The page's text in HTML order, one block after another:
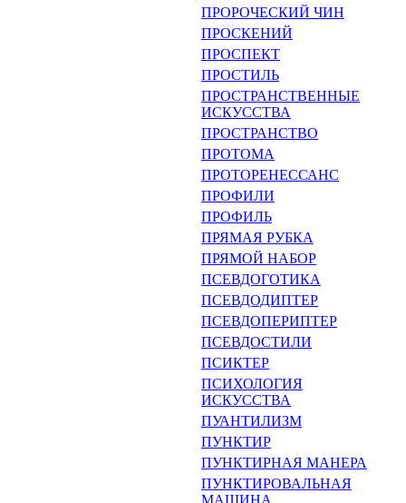
ПРОРОЧЕСКИЙ ЧИН
ПРОСКЕНИЙ
ПРОСПЕКТ
ПРОСТИЛЬ
ПРОСТРАНСТВЕННЫЕ
ИСКУС­СТВА
ПРОСТРАНСТВО
ПРОТОМА
ПРОТОРЕНЕССАНС
ПРОФИЛИ
ПРОФИЛЬ
ПРЯМАЯ РУБКА
ПРЯМОЙ НАБОР
ПСЕВДОГОТИКА
ПСЕВДОДИПТЕР
ПСЕВДОПЕРИПТЕР
ПСЕВДОСТИЛИ
ПСИКТЕР
ПСИХОЛОГИЯ
ИСКУССТВА
ПУАНТИЛИЗМ
ПУНКТИР
ПУНКТИРНАЯ МАНЕРА
ПУНКТИРОВАЛЬНАЯ
МАШИНА